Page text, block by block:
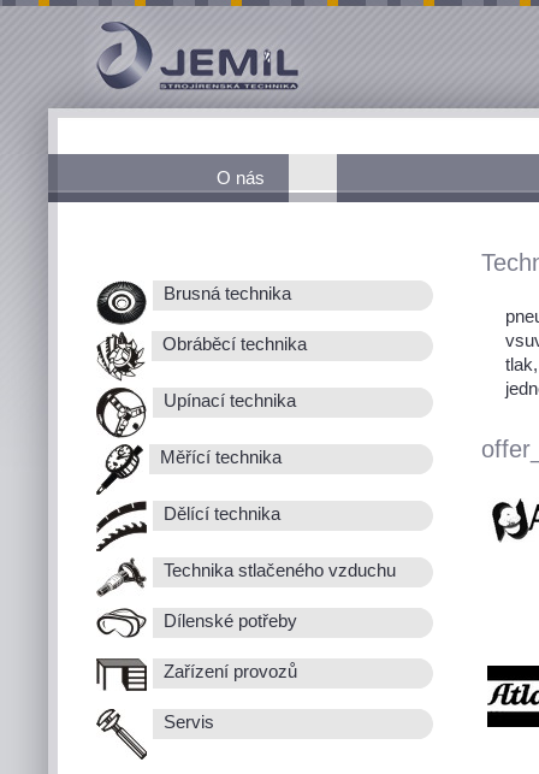
O nás
Brusná technika
Obráběcí technika
Upínací technika
Měřící technika
Dělící technika
Technika stlačeného vzduchu
Dílenské potřeby
Zařízení provozů
Servis